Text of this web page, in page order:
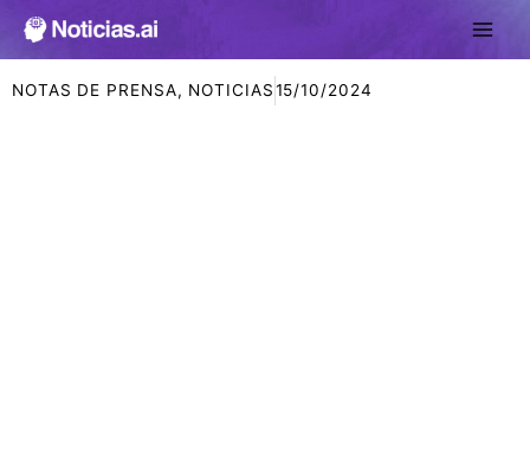
NOTAS DE PRENSA, NOTICIAS15/10/2024